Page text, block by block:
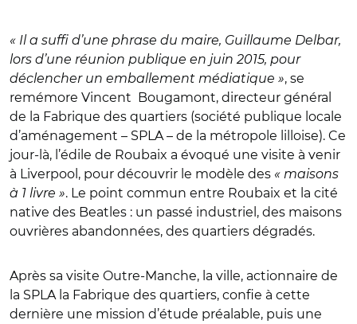
« Il a suffi d’une phrase du maire, Guillaume Delbar,
lors d’une réunion publique en juin 2015, pour
déclencher un emballement médiatique », se
remémore Vincent Bougamont, directeur général
de la Fabrique des quartiers (société publique locale
d’aménagement – SPLA – de la métropole lilloise). Ce
jour-là, l’édile de Roubaix a évoqué une visite à venir
à Liverpool, pour découvrir le modèle des « maisons
à 1 livre ». Le point commun entre Roubaix et la cité
native des Beatles : un passé industriel, des maisons
ouvrières abandonnées, des quartiers dégradés.
Après sa visite Outre-Manche, la ville, actionnaire de
la SPLA la Fabrique des quartiers, confie à cette
dernière une mission d’étude préalable, puis une